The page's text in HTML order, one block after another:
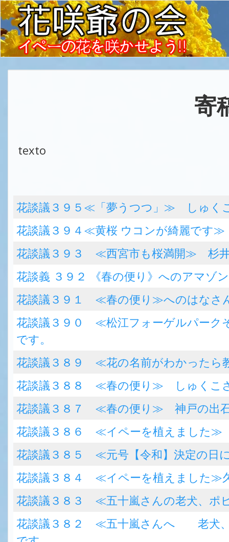
寄
texto
花談議３９５≪「夢うつつ」≫ しゅく
花談議３９４≪黄桜 ウコンが綺麗です
花談議３９３ ≪西宮市も桜満開≫ 杉井
花談義 ３９２ 《春の便り》へのアマゾ
花談議３９１ ≪春の便り≫へのはなさ
花談議３９０ ≪松江フォーゲルパーク
です。
花談議３８９ ≪花の名前がわかった
花談議３８８ ≪春の便り≫ しゅくこ
花談議３８７ ≪春の便り≫ 神戸の出
花談議３８６ ≪イペーを植えました≫
花談議３８５ ≪元号【令和】決定の
花談議３８４ ≪イペーを植えました≫
花談議３８３ ≪五十嵐さんの老犬、
花談議３８２ ≪五十嵐さんへ 老犬